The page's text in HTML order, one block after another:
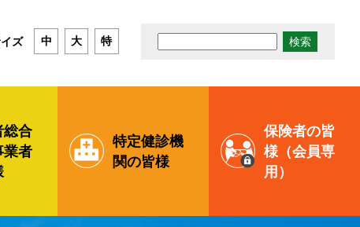
ズ 中 大 特
検
索:
総合
業者
特定健診機
関の皆様
保険者の皆
様 （会員専
用）